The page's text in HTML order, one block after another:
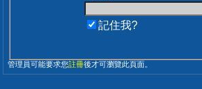
記住我?
管理員可能要求您註冊後才可瀏覽此頁面。